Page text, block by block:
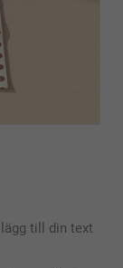
till din text